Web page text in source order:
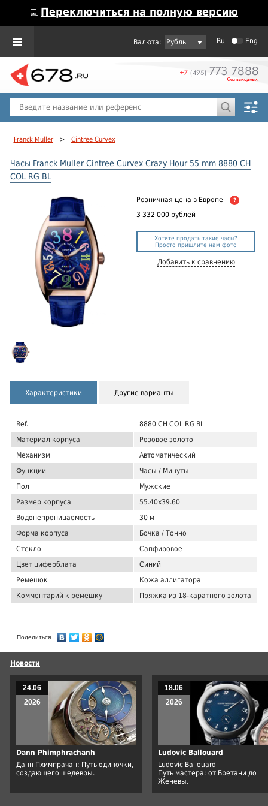
💻 Переключиться на полную версию
Рубль Ru Eng
Franck Muller > Cintree Curvex
Часы Franck Muller Cintree Curvex Crazy Hour 55 mm 8880 CH
COL RG BL
Розничная цена в Европе ?
3 332 000 рублей
Хотите продать такие часы?
Просто пришлите нам фото
Добавить к сравнению
Характеристики Другие варианты
Ref.
8880 CH COL RG BL
Материал корпуса
Розовое золото
Механизм
Автоматический
Функции
Часы / Минуты
Пол
Мужские
Размер корпуса
55.40x39.60
Водонепроницаемость
30 м
Форма корпуса
Бочка / Тонно
Стекло
Сапфировое
Цвет циферблата
Синий
Ремешок
Кожа аллигатора
Комментарий к ремешку
Пряжка из 18-каратного золота
Поделиться
Новости
24.06
2026
Dann Phimphrachanh
Данн Пхимпрачан: Путь одиночки,
создающего шедевры.
18.06
2026
Ludovic Ballouard
Ludovic Ballouard
Путь мастера: от Бретани до
Женевы.